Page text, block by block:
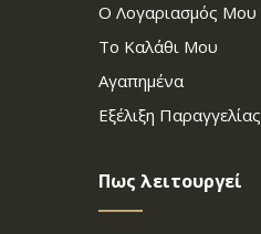
Ο Λογαριασμός Μου
Το Καλάθι Μου
Αγαπημένα
Εξέλιξη Παραγγελίας
Πως λειτουργεί